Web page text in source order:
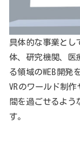
具体的な事業と
体、研究機関、医
る領域のWEB開発
VRのワールド制
間を過ごせるよう
す。